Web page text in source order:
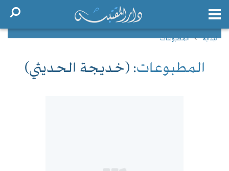
البداية المطبوعات
المطبوعات: (خديجة الحديثي)